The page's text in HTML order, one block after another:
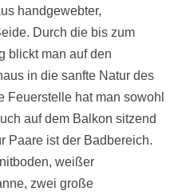
handgewebter,
Durch die bis zum
blickt man auf den
in die sanfte Natur des
Feuerstelle hat man sowohl
auf dem Balkon sitzend
Paare ist der Badbereich.
weißer
zwei große